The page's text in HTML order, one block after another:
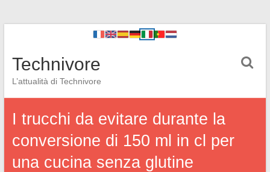
Technivore
L’attualità di Technivore
I trucchi da evitare durante la
conversione di 150 ml in cl per
una cucina senza glutine